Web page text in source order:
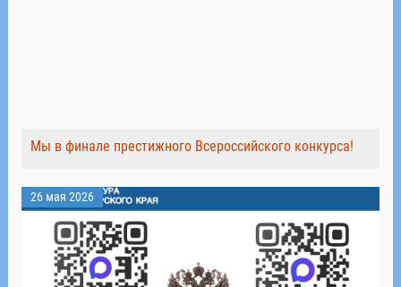
Мы в финале престижного Всероссийского конкурса!
26 мая 2026